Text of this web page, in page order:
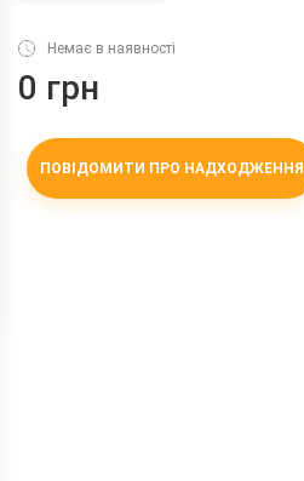
Немає в наявності
0 грн
ПОВІДОМИТИ ПРО НАДХОДЖЕННЯ